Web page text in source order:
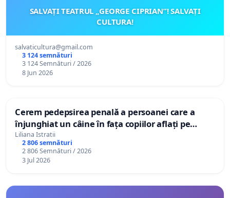
SALVAȚI TEATRUL „GEORGE CIPRIAN”! SALVAȚI
CULTURA!
salvaticultura@gmail.com
3 124 semnături
3 124 Semnături / 2026
8 Jun 2026
Cerem pedepsirea penală a persoanei care a
înjunghiat un câine în fața copiilor aflați pe
terasă, in orașul Florești.
Liliana Istratii
2 806 semnături
2 806 Semnături / 2026
3 Jul 2026